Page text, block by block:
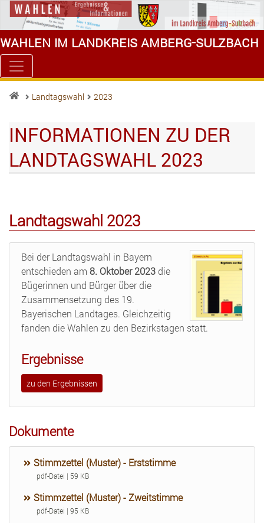
Wahlen im Landkreis Amberg-Sulzbach
Landtagswahl 2023
INFORMATIONEN ZU DER
LANDTAGSWAHL 2023
Landtagswahl 2023
Bei der Landtagswahl in Bayern
entschieden am 8. Oktober 2023 die
Bügerinnen und Bürger über die
Zusammensetzung des 19.
Bayerischen Landtages. Gleichzeitig
fanden die Wahlen zu den Bezirkstagen statt.
Ergebnisse
zu den Ergebnissen
Dokumente
Stimmzettel (Muster) - Erststimme
pdf-Datei | 59 KB
Stimmzettel (Muster) - Zweitstimme
pdf-Datei | 95 KB